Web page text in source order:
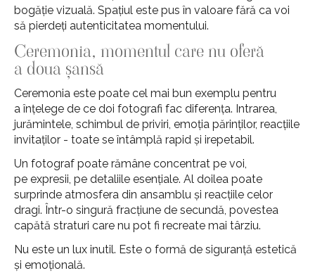
bogăție vizuală. Spațiul este pus în valoare fără ca voi
să pierdeți autenticitatea momentului.
Ceremonia, momentul care nu oferă
a doua șansă
Ceremonia este poate cel mai bun exemplu pentru
a înțelege de ce doi fotografi fac diferența. Intrarea,
jurămintele, schimbul de priviri, emoția părinților, reacțiile
invitaților - toate se întâmplă rapid și irepetabil.
Un fotograf poate rămâne concentrat pe voi,
pe expresii, pe detaliile esențiale. Al doilea poate
surprinde atmosfera din ansamblu și reacțiile celor
dragi. Într-o singură fracțiune de secundă, povestea
capătă straturi care nu pot fi recreate mai târziu.
Nu este un lux inutil. Este o formă de siguranță estetică
și emoțională.